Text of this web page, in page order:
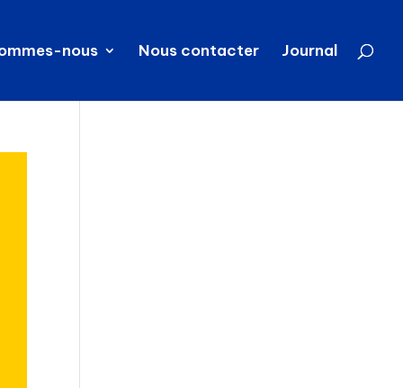
nous Nous contacter Journal